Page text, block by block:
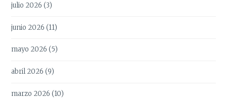
julio 2026 (3)
junio 2026 (11)
mayo 2026 (5)
abril 2026 (9)
marzo 2026 (10)